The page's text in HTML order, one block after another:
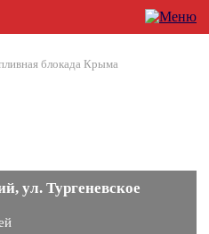
блокада Крыма
ул. Тургеневское